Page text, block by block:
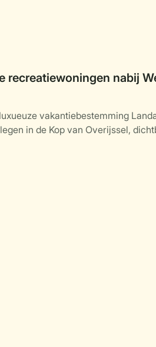
recreatiewoningen nabij
vakantiebestemming
in de Kop van Overijssel,